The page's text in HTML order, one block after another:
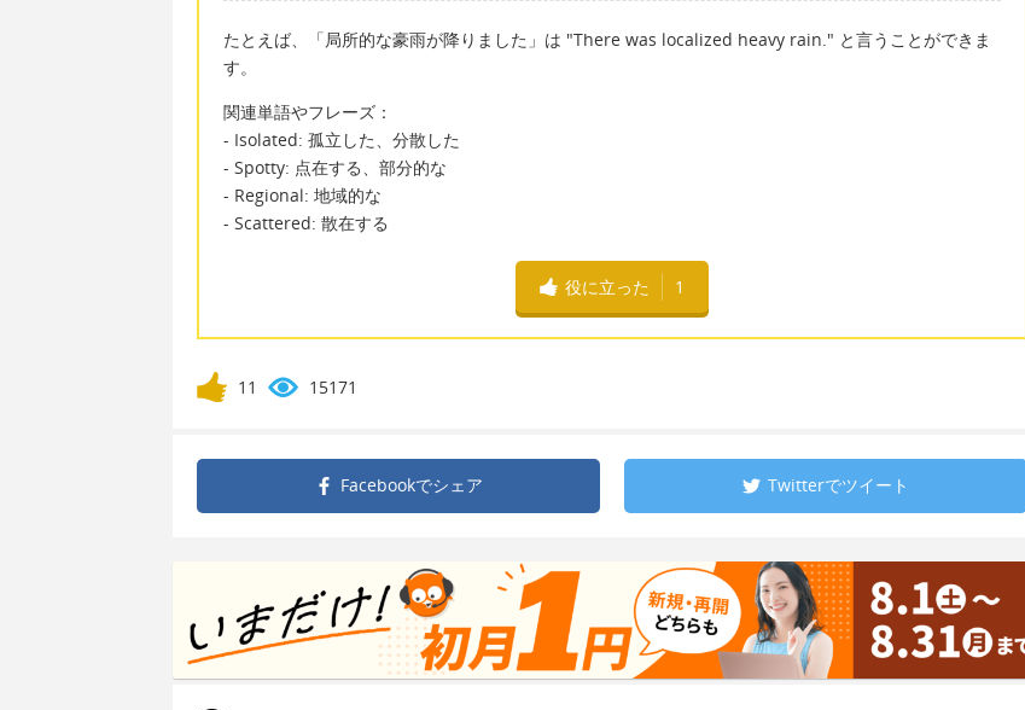
たとえば、「局所的な豪雨が降りました」は "There was localized heavy rain." と言うことができま
す。
関連単語やフレーズ：
- Isolated: 孤立した、分散した
- Spotty: 点在する、部分的な
- Regional: 地域的な
- Scattered: 散在する
役に立った 1
11 15171
Facebookでシェア Twitterでツイート